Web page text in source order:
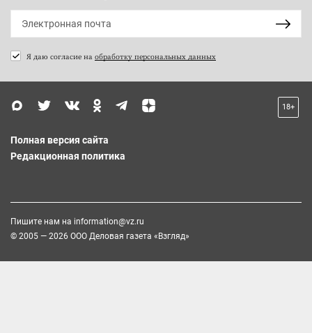
Я даю согласие на обработку персональных данных
18+
Полная версия сайта
Редакционная политика
Пишите нам на information@vz.ru
© 2005 — 2026 ООО Деловая газета «Взгляд»